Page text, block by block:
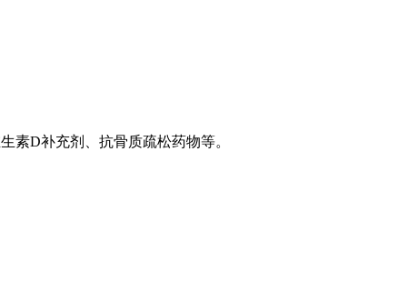
素D补充剂、抗骨质疏松药物等。